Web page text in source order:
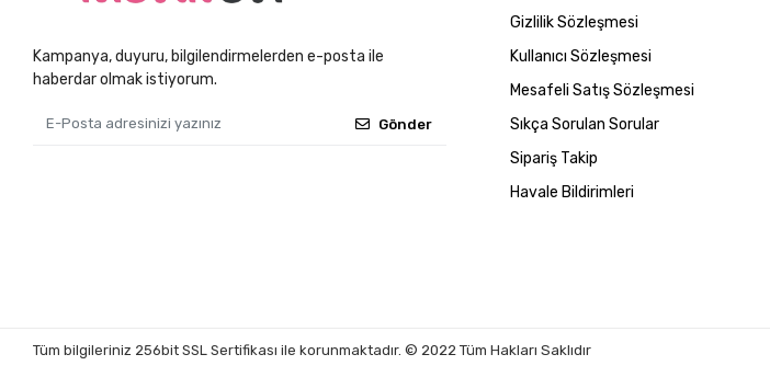
Kampanya, duyuru, bilgilendirmelerden e-posta ile
haberdar olmak istiyorum.
Gönder
Gizlilik Sözleşmesi
Kullanıcı Sözleşmesi
Mesafeli Satış Sözleşmesi
Sıkça Sorulan Sorular
Sipariş Takip
Havale Bildirimleri
Tüm bilgileriniz 256bit SSL Sertifikası ile korunmaktadır.© 2022Tüm Hakları Saklıdır